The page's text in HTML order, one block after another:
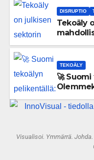
DISRUPTIO
Tekoäly
TEKOÄLY
🚀
Visualisoi. Ymmärrä.